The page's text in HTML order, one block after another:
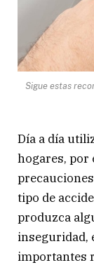
Sigue estas
Día a día
hogares, por
tipo de
produzca
inseguridad,
importantes